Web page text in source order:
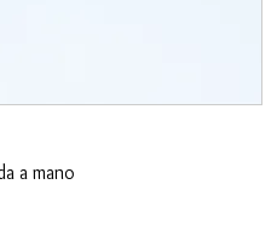
a mano